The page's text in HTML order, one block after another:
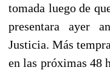
tomada luego de
presentara ayer
Justicia. Más
en las próximas 48